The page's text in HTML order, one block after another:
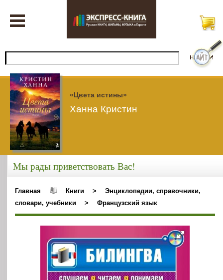
«Цвета истины»
Ханна Кристин
Мы рады приветствовать Вас!
Главная Книги >
Энциклопедии, справочники,
словари, учебники
> Французский язык